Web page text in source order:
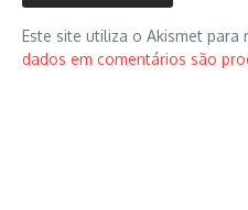
Este site utiliza o Akismet para
dados em comentários são